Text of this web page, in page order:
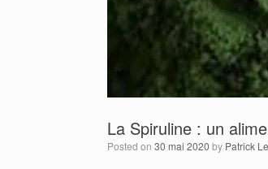
La Spiruline : un
Posted on 30 mai 2020 by Patrick